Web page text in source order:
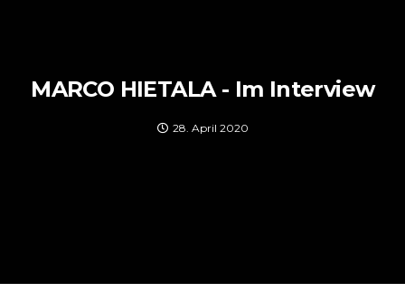
MARCO HIETALA - Im Interview
28. April 2020